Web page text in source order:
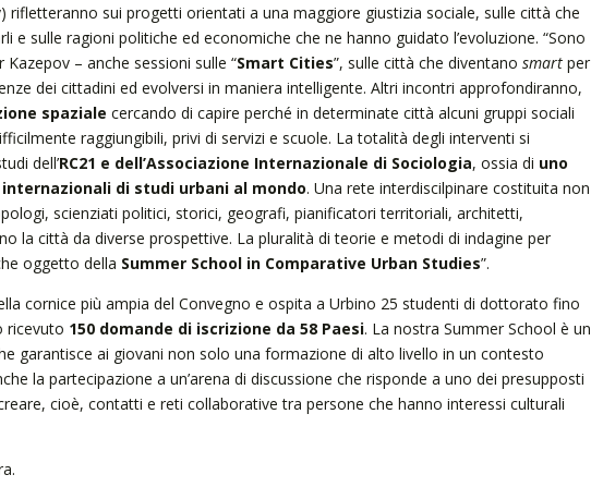
rifletteranno sui progetti orientati a una maggiore giustizia sociale, sulle città che
e sulle ragioni politiche ed economiche che ne hanno guidato l’evoluzione. “Sono
– anche sessioni sulle “Smart Cities”, sulle città che diventano smartper
dei cittadini ed evolversi in maniera intelligente. Altri incontri approfondiranno,
spaziale cercando di capire perché in determinate città alcuni gruppi sociali
raggiungibili, privi di servizi e scuole. La totalità degli interventi si
dell’RC21 e dell’Associazione Internazionale di Sociologia, ossia di uno
di studi urbani al mondo. Una rete interdiscilpinare costituita non
scienziati politici, storici, geografi, pianificatori territoriali, architetti,
la città da diverse prospettive. La pluralità di teorie e metodi di indagine per
oggetto della Summer School in Comparative Urban Studies”.
cornice più ampia del Convegno e ospita a Urbino 25 studenti di dottorato fino
ricevuto 150 domande di iscrizione da 58 Paesi. La nostra Summer School è un
garantisce ai giovani non solo una formazione di alto livello in un contesto
la partecipazione a un’arena di discussione che risponde a uno dei presupposti
cioè, contatti e reti collaborative tra persone che hanno interessi culturali